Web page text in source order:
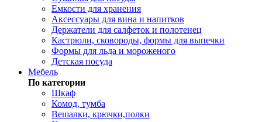
Емкости для хранения
Аксессуары для вина и напитков
Держатели для салфеток и полотенец
Кастрюли, сковороды, формы для выпечки
Формы для льда и мороженого
Детская посуда
Мебель
По категории
Шкаф
Комод, тумба
Вешалки, крючки,полки